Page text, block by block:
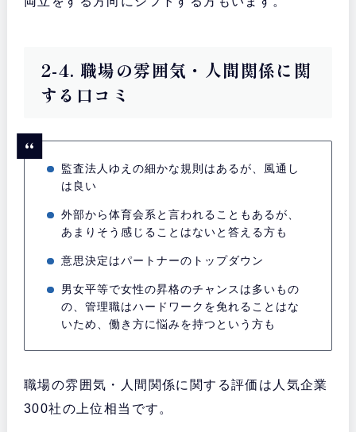
2-4. 職場の雰囲気・人間関係に関
する口コミ
監査法人ゆえの細かな規則はあるが、風通し
は良い
外部から体育会系と言われることもあるが、
あまりそう感じることはないと答える方も
意思決定はパートナーのトップダウン
男女平等で女性の昇格のチャンスは多いもの
の、管理職はハードワークを免れることはな
いため、働き方に悩みを持つという方も
職場の雰囲気・人間関係に関する評価は人気企業
300社の上位相当です。